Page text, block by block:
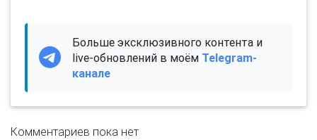
Больше эксклюзивного контента и
live-обновлений в моём Telegram-
канале
Комментариев пока нет